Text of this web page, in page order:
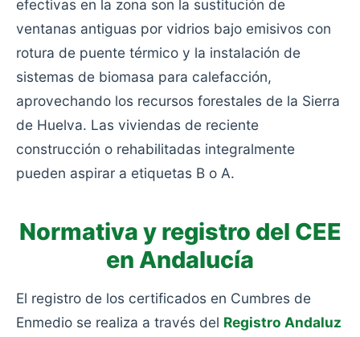
efectivas en la zona son la sustitución de
ventanas antiguas por vidrios bajo emisivos con
rotura de puente térmico y la instalación de
sistemas de biomasa para calefacción,
aprovechando los recursos forestales de la Sierra
de Huelva. Las viviendas de reciente
construcción o rehabilitadas integralmente
pueden aspirar a etiquetas B o A.
Normativa y registro del CEE
en Andalucía
El registro de los certificados en Cumbres de
Enmedio se realiza a través del Registro Andaluz